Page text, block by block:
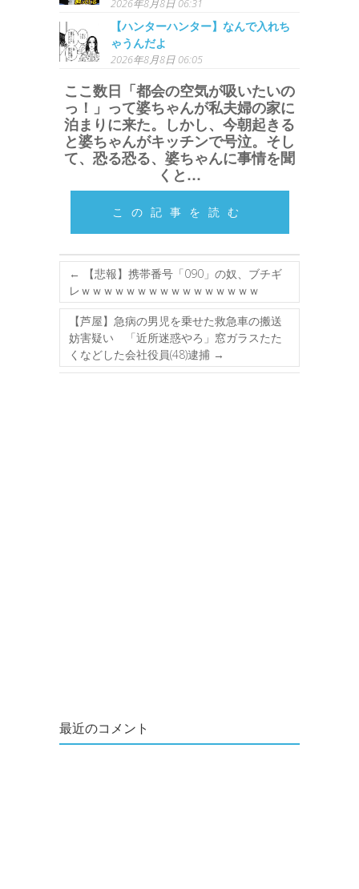
2026年8月8日 06:31
【ハンターハンター】なんで入れち
ゃうんだよ
2026年8月8日 06:05
ここ数日「都会の空気が吸いたいの
っ！」って婆ちゃんが私夫婦の家に
泊まりに来た。しかし、今朝起きる
と婆ちゃんがキッチンで号泣。そし
て、恐る恐る、婆ちゃんに事情を聞
くと…
この記事を読む
←
【悲報】携帯番号「090」の奴、ブチギ
レｗｗｗｗｗｗｗｗｗｗｗｗｗｗｗｗ
【芦屋】急病の男児を乗せた救急車の搬送
妨害疑い 「近所迷惑やろ」窓ガラスたた
くなどした会社役員(48)逮捕 →
最近のコメント